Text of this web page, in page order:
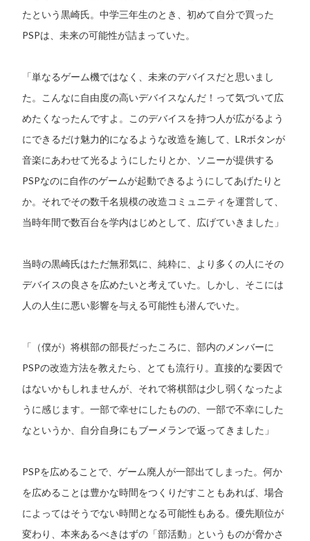
たという黒崎氏。中学三年生のとき、初めて自分で買った
PSPは、未来の可能性が詰まっていた。
「単なるゲーム機ではなく、未来のデバイスだと思いまし
た。こんなに自由度の高いデバイスなんだ！って気づいて広
めたくなったんですよ。このデバイスを持つ人が広がるよう
にできるだけ魅力的になるような改造を施して、LRボタンが
音楽にあわせて光るようにしたりとか、ソニーが提供する
PSPなのに自作のゲームが起動できるようにしてあげたりと
か。それでその数千名規模の改造コミュニティを運営して、
当時年間で数百台を学内はじめとして、広げていきました」
当時の黒崎氏はただ無邪気に、純粋に、より多くの人にその
デバイスの良さを広めたいと考えていた。しかし、そこには
人の人生に悪い影響を与える可能性も潜んでいた。
「（僕が）将棋部の部長だったころに、部内のメンバーに
PSPの改造方法を教えたら、とても流行り。直接的な要因で
はないかもしれませんが、それで将棋部は少し弱くなったよ
うに感じます。一部で幸せにしたものの、一部で不幸にした
なというか、自分自身にもブーメランで返ってきました」
PSPを広めることで、ゲーム廃人が一部出てしまった。何か
を広めることは豊かな時間をつくりだすこともあれば、場合
によってはそうでない時間となる可能性もある。優先順位が
変わり、本来あるべきはずの「部活動」というものが脅かさ